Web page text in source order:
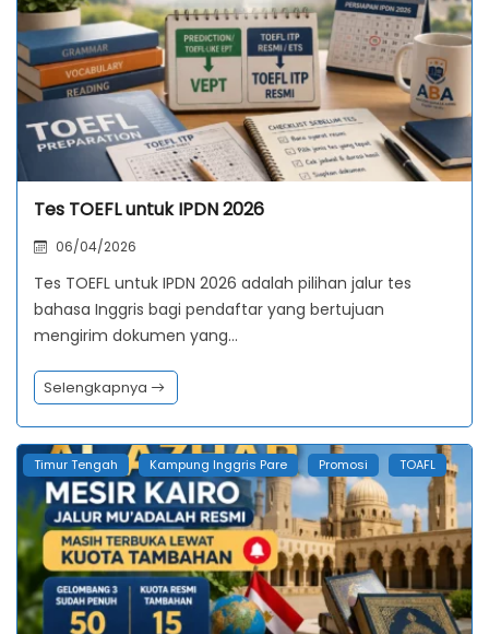
Tes TOEFL untuk IPDN 2026
06/04/2026
Tes TOEFL untuk IPDN 2026 adalah pilihan jalur tes
bahasa Inggris bagi pendaftar yang bertujuan
mengirim dokumen yang…
Selengkapnya
Timur Tengah Kampung Inggris Pare Promosi TOAFL